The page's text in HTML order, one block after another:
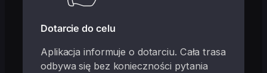
Dotarcie do celu
Aplikacja informuje o dotarciu. Cała trasa
odbywa się bez konieczności pytania